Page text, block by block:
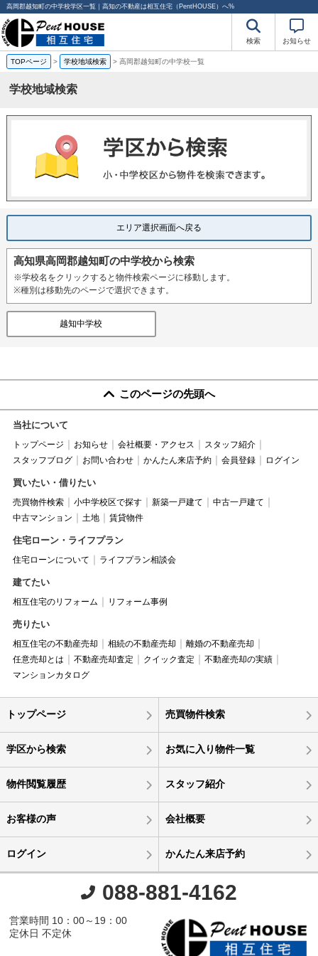
高岡郡越知町の中学校学区一覧｜高知の不動産は相互住宅（PentHOUSE）へ%
検索 お知らせ
TOPページ > 学校地域検索 > 高岡郡越知町の中学校一覧
学校地域検索
エリア選択画面へ戻る
高知県高岡郡越知町の中学校から検索
※学校名をクリックすると物件検索ページに移動します。
※種別は移動先のページで選択できます。
越知中学校
このページの先頭へ
当社について
トップページ お知らせ 会社概要・アクセス
スタッフ紹介
スタッフブログ
お問い合わせ かんたん来店予約 会員登録 ログイン
買いたい・借りたい
売買物件検索 小中学校区で探す 新築一戸建て
中古一戸建て
中古マンション
土地 賃貸物件
住宅ローン・ライフプラン
住宅ローンについて ライフプラン相談会
建てたい
相互住宅のリフォーム リフォーム事例
売りたい
相互住宅の不動産売却 相続の不動産売却
離婚の不動産売却
任意売却とは
不動産売却査定 クイック査定
不動産売却の実績
マンションカタログ
トップページ 売買物件検索
学区から検索 お気に入り物件一覧
物件閲覧履歴 スタッフ紹介
お客様の声 会社概要
ログイン かんたん来店予約
088-881-4162
営業時間 10：00～19：00
定休日 不定休